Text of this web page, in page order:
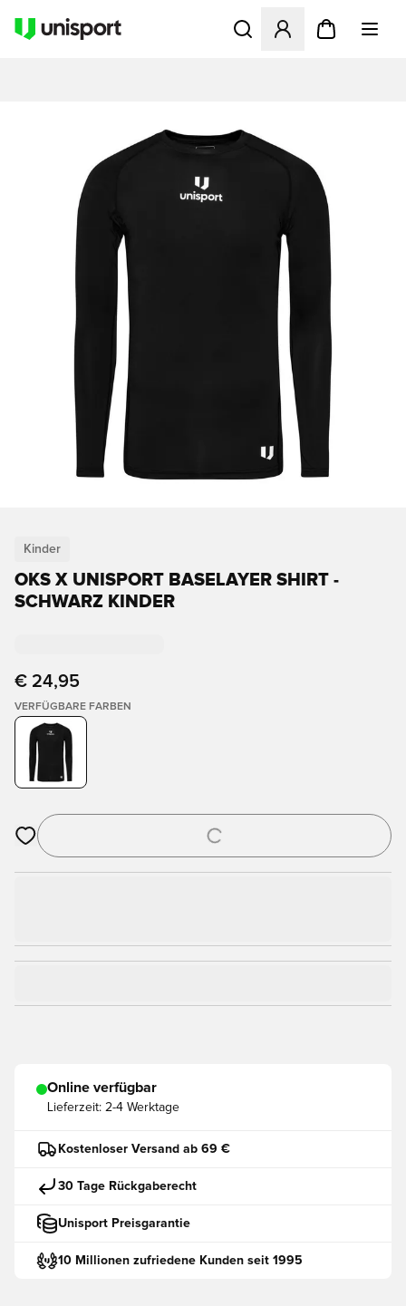
Öffnet ein Fenster zum
Kinder
OKS X UNISPORT BASELAYER SHIRT -
SCHWARZ KINDER
€ 24,95
VERFÜGBARE FARBEN
Öffnet ein Fenster zum Anmelden oder Registrieren als
Online verfügbar
Lieferzeit: 2-4 Werktage
Kostenloser Versand ab 69 €
30 Tage Rückgaberecht
Unisport Preisgarantie
10 Millionen zufriedene Kunden seit 1995